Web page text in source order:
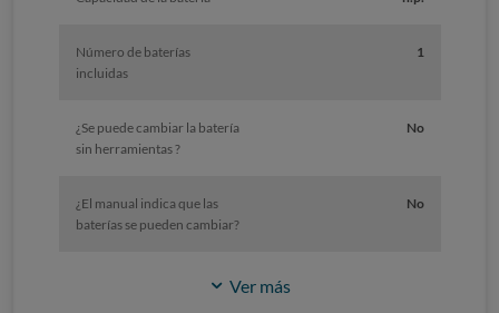
Número de baterías
incluidas
1
¿Se puede cambiar la batería
sin herramientas ?
No
¿El manual indica que las
baterías se pueden cambiar?
No
Ver más